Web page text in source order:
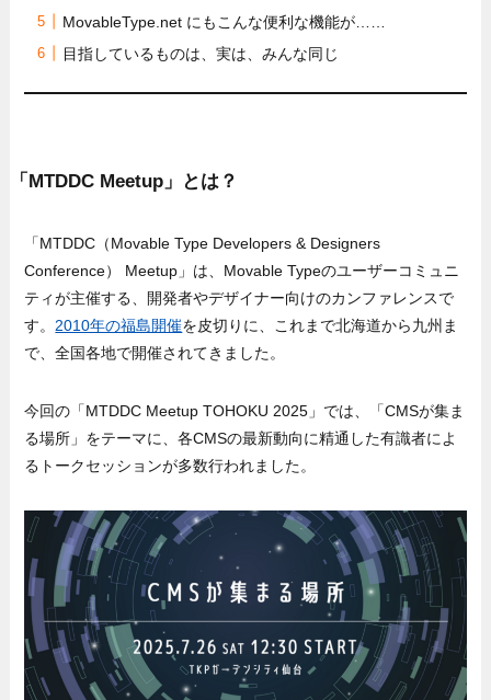
MovableType.net にもこんな便利な機能が……
目指しているものは、実は、みんな同じ
「MTDDC Meetup」とは？
「MTDDC（Movable Type Developers & Designers
Conference） Meetup」は、Movable Typeのユーザーコミュニ
ティが主催する、開発者やデザイナー向けのカンファレンスで
す。 2010年の福島開催を皮切りに、これまで北海道から九州ま
で、全国各地で開催されてきました。
今回の「MTDDC Meetup TOHOKU 2025」では、「CMSが集ま
る場所」をテーマに、各CMSの最新動向に精通した有識者によ
るトークセッションが多数行われました。